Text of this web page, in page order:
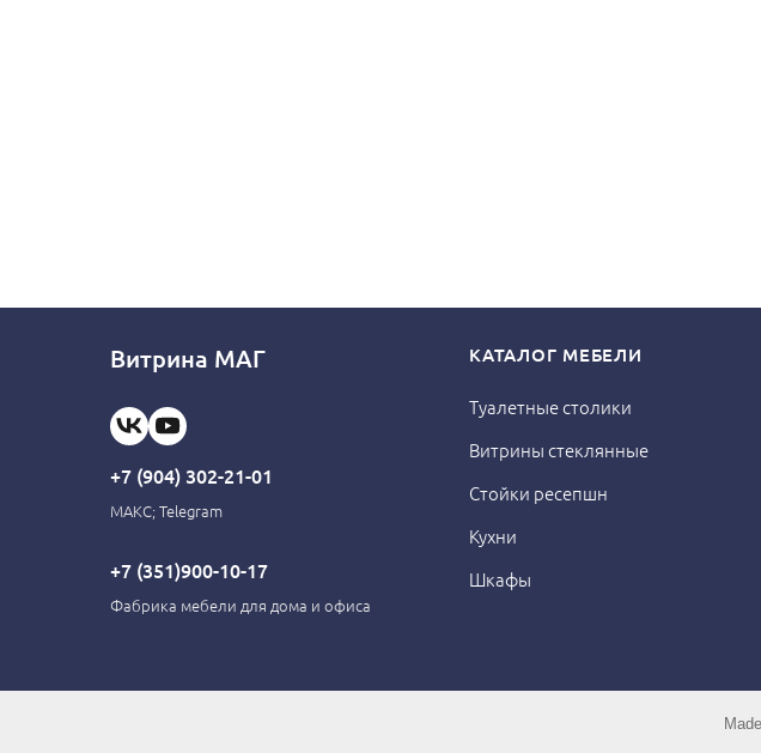
Витрина МАГ
+7 (904) 302-21-01
МАКС; Telegram
+7 (351)900-10-17
Фабрика мебели для дома и офиса
КАТАЛОГ МЕБЕЛИ
Туалетные столики
Витрины стеклянные
Стойки ресепшн
Кухни
Шкафы